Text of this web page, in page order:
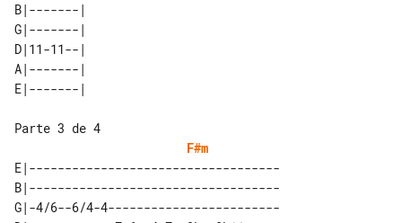
B|-------|
G|-------|
D|11-11--|
A|-------|
Parte 3 de 4
F#m
E|-----------------------------------
B|-----------------------------------
G|-4/6--6/4-4------------------------